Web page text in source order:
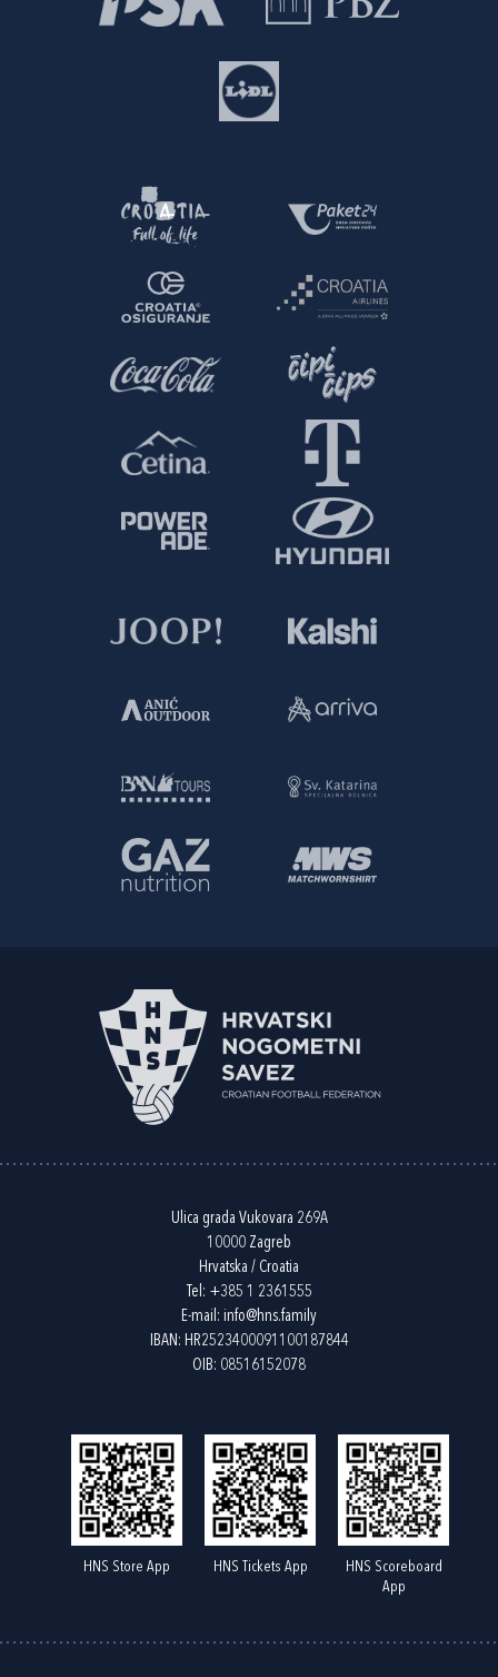
Ulica grada Vukovara 269A
10000 Zagreb
Hrvatska / Croatia
Tel: +385 1 2361555
E-mail: info@hns.family
IBAN: HR2523400091100187844
OIB: 08516152078
HNS Store App HNS Tickets App
HNS Scoreboard
App